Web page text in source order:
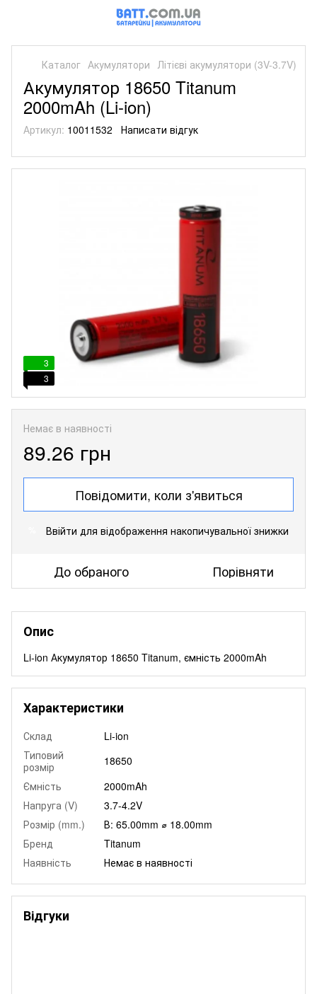
Каталог Акумулятори Літієві акумулятори (3V-3.7V)
Акумулятор 18650 Titanum
2000mAh (Li-ion)
Артикул: 10011532 Написати відгук
3
3
Немає в наявності
89.26 грн
Повідомити, коли з'явиться
Ввійти для відображення накопичувальної знижки
До обраного Порівняти
Опис
Li-ion Акумулятор 18650 Titanum, ємність 2000mAh
Характеристики
Склад
Li-ion
Типовий
розмір
18650
Ємність
2000mAh
Напруга (V)
3.7-4.2V
Розмір (mm.)
В: 65.00mm ⌀ 18.00mm
Бренд
Titanum
Наявність
Немає в наявності
Відгуки